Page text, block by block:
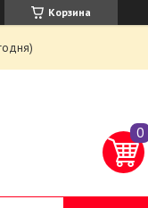
Корзина